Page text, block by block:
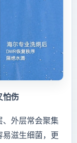
伤
外层常会聚集
滋生细菌，更